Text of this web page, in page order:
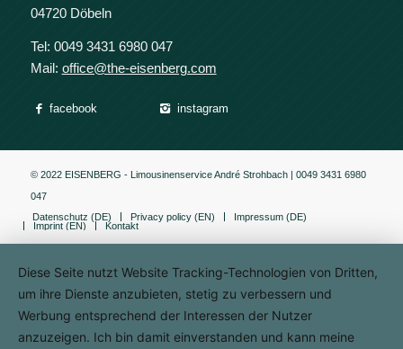
04720 Döbeln
Tel: 0049 3431 6980 047
Mail: office@the-eisenberg.com
facebook instagram
© 2022 EISENBERG - Limousinenservice André Strohbach | 0049 3431 6980
047
Datenschutz (DE)
Privacy policy (EN)
Impressum (DE)
Imprint (EN)
Kontakt
Diese Seite nutzt Website Tracking-Technologien von Dritten,
um ihre Dienste anzubieten, stetig zu verbessern und
Werbung entsprechend der Interessen der Nutzer
anzuzeigen. Ich bin damit einverstanden und kann meine